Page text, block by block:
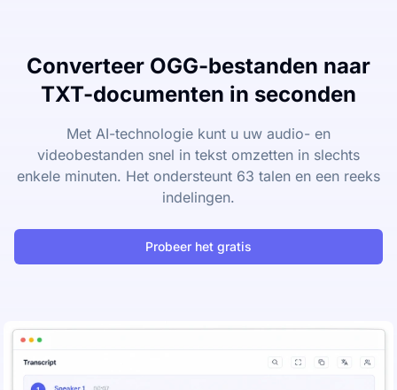
Converteer OGG-bestanden naar
TXT-documenten in seconden
Met AI-technologie kunt u uw audio- en
videobestanden snel in tekst omzetten in slechts
enkele minuten. Het ondersteunt 63 talen en een reeks
indelingen.
Probeer het gratis